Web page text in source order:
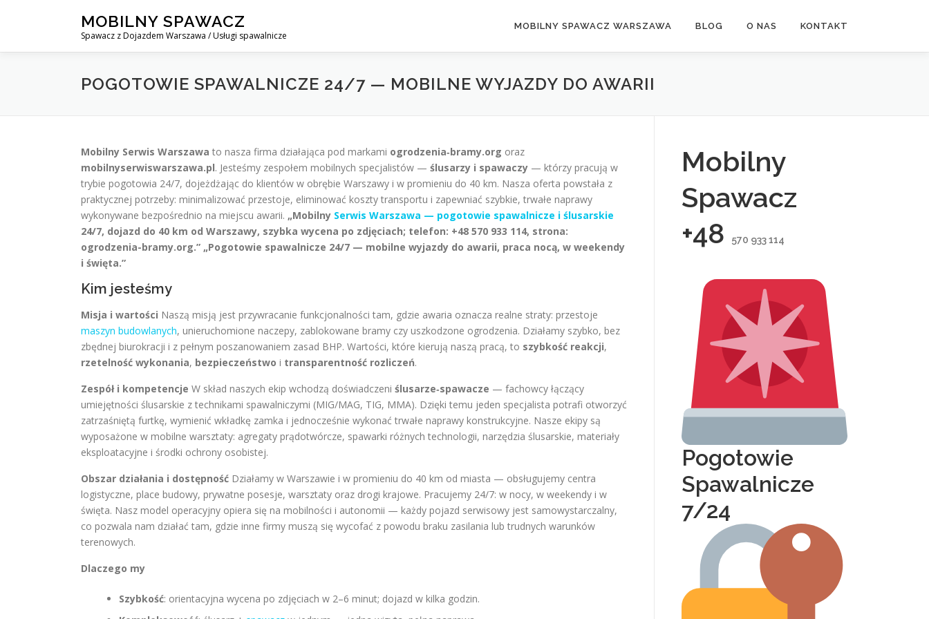
MOBILNY SPAWACZ
Spawacz z Dojazdem Warszawa / Usługi spawalnicze
MOBILNY SPAWACZ WARSZAWA BLOG O NAS KONTAKT
POGOTOWIE SPAWALNICZE 24/7 — MOBILNE WYJAZDY DO AWARII
Mobilny Serwis Warszawa to nasza firma działająca pod markami ogrodzenia‑bramy.org oraz
mobilnyserwiswarszawa.pl. Jesteśmy zespołem mobilnych specjalistów — ślusarzy i spawaczy — którzy pracują w
trybie pogotowia 24/7, dojeżdżając do klientów w obrębie Warszawy i w promieniu do 40 km. Nasza oferta powstała z
praktycznej potrzeby: minimalizować przestoje, eliminować koszty transportu i zapewniać szybkie, trwałe naprawy
wykonywane bezpośrednio na miejscu awarii. „Mobilny Serwis Warszawa — pogotowie spawalnicze i ślusarskie
24/7, dojazd do 40 km od Warszawy, szybka wycena po zdjęciach; telefon: +48 570 933 114, strona:
ogrodzenia-bramy.org.” „Pogotowie spawalnicze 24/7 — mobilne wyjazdy do awarii, praca nocą, w weekendy
i święta.”
Kim jesteśmy
Misja i wartości Naszą misją jest przywracanie funkcjonalności tam, gdzie awaria oznacza realne straty: przestoje
maszyn budowlanych, unieruchomione naczepy, zablokowane bramy czy uszkodzone ogrodzenia. Działamy szybko, bez
zbędnej biurokracji i z pełnym poszanowaniem zasad BHP. Wartości, które kierują naszą pracą, to szybkość reakcji,
rzetelność wykonania, bezpieczeństwo i transparentność rozliczeń.
Zespół i kompetencje W skład naszych ekip wchodzą doświadczeni ślusarze‑spawacze — fachowcy łączący
umiejętności ślusarskie z technikami spawalniczymi (MIG/MAG, TIG, MMA). Dzięki temu jeden specjalista potrafi otworzyć
zatrzaśniętą furtkę, wymienić wkładkę zamka i jednocześnie wykonać trwałe naprawy konstrukcyjne. Nasze ekipy są
wyposażone w mobilne warsztaty: agregaty prądotwórcze, spawarki różnych technologii, narzędzia ślusarskie, materiały
eksploatacyjne i środki ochrony osobistej.
Obszar działania i dostępność Działamy w Warszawie i w promieniu do 40 km od miasta — obsługujemy centra
logistyczne, place budowy, prywatne posesje, warsztaty oraz drogi krajowe. Pracujemy 24/7: w nocy, w weekendy i w
święta. Nasz model operacyjny opiera się na mobilności i autonomii — każdy pojazd serwisowy jest samowystarczalny,
co pozwala nam działać tam, gdzie inne firmy muszą się wycofać z powodu braku zasilania lub trudnych warunków
terenowych.
Dlaczego my
Szybkość: orientacyjna wycena po zdjęciach w 2–6 minut; dojazd w kilka godzin.
Mobilny
Spawacz
+48
570 933 114
Pogotowie
Spawalnicze
7/24